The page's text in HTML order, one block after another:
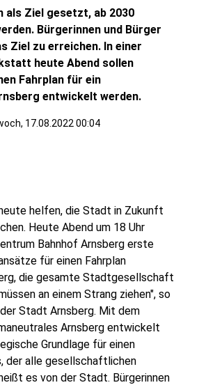
als Ziel gesetzt, ab 2030
Bürgerinnen und Bürger
Ziel zu erreichen. In einer
heute Abend sollen
Fahrplan für ein
entwickelt werden.
17.08.2022 00:04
helfen, die Stadt in Zukunft
Heute Abend um 18 Uhr
Bahnhof Arnsberg erste
für einen Fahrplan
die gesamte Stadtgesellschaft
an einem Strang ziehen", so
Stadt Arnsberg. Mit dem
Arnsberg entwickelt
Grundlage für einen
der alle gesellschaftlichen
es von der Stadt. Bürgerinnen